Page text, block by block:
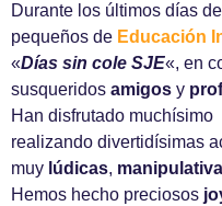
Durante los últimos días
pequeños de Educación
«Días sin cole SJE«, en
susqueridos amigos y
Han disfrutado muchísimo
realizando divertidísimas
muy lúdicas,
Hemos hecho preciosos